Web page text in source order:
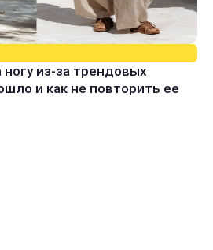
из-за трендовых
и как не повторить ее